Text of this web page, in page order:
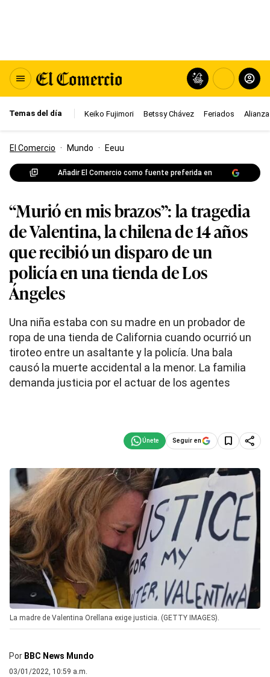
Temas del día Keiko Fujimori Betssy Chávez Feriados
El Comercio · Mundo · Eeuu
Añadir El Comercio como fuente preferida en
“Murió en mis brazos”: la tragedia
de Valentina, la chilena de 14 años
que recibió un disparo de un
policía en una tienda de Los
Ángeles
Una niña estaba con su madre en un probador de
ropa de una tienda de California cuando ocurrió un
tiroteo entre un asaltante y la policía. Una bala
causó la muerte accidental a la menor. La familia
demanda justicia por el actuar de los agentes
Seguir en
La madre de Valentina Orellana exige justicia. (GETTY IMAGES).
Por BBC News Mundo
03/01/2022, 10:59 a.m.